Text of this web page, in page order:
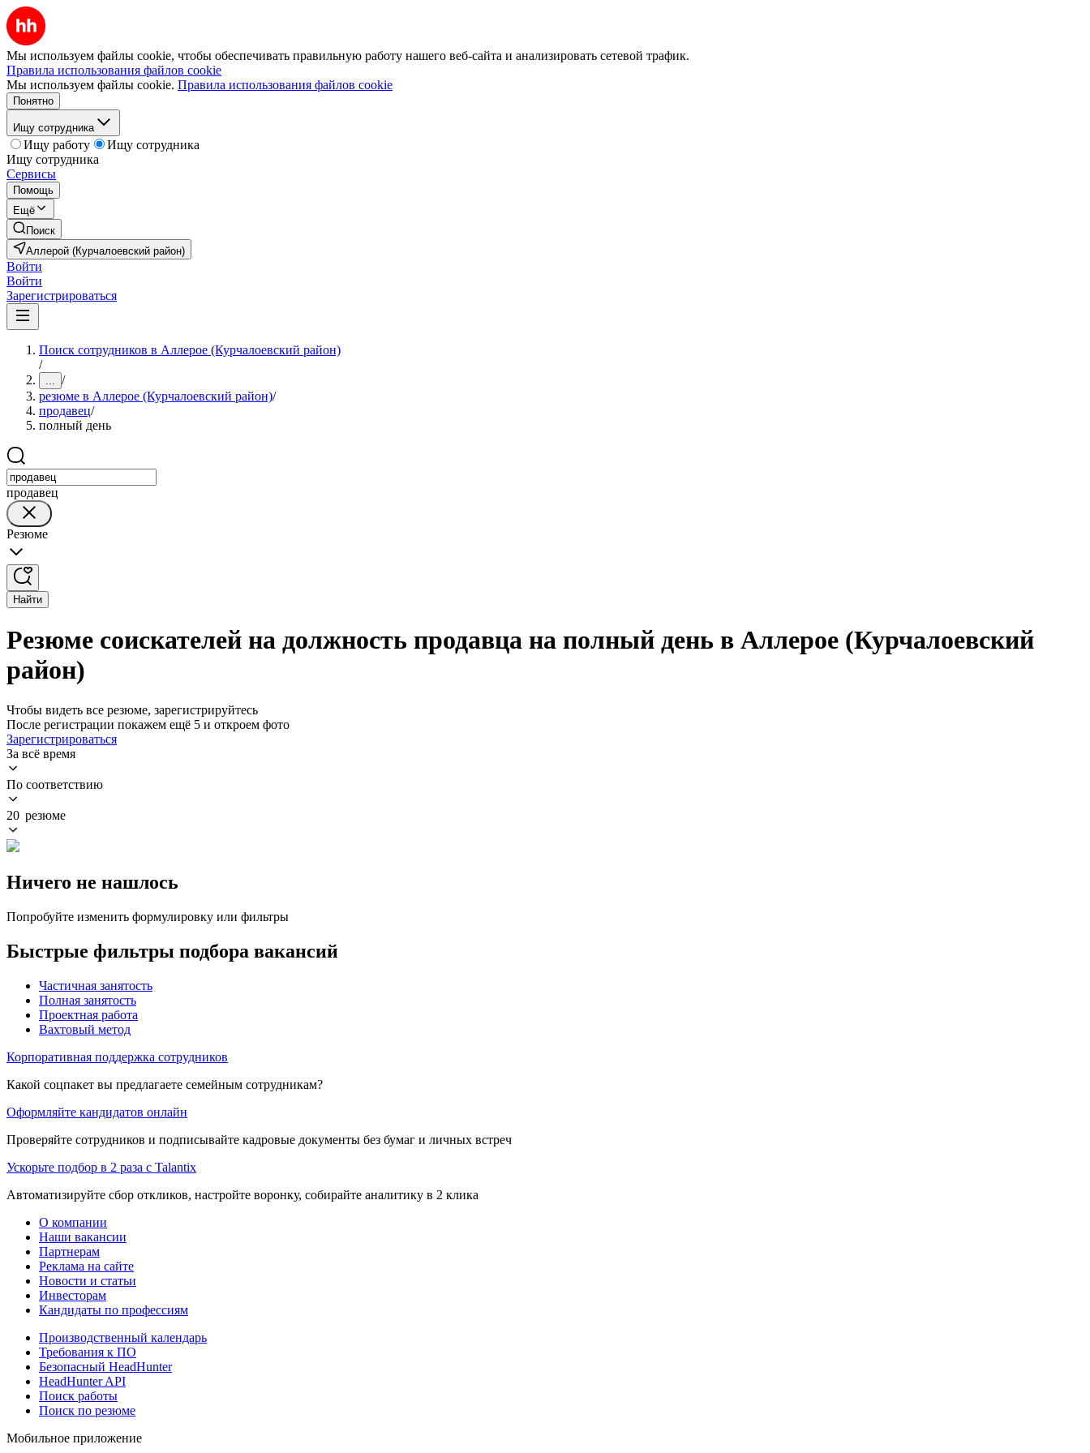
Мы используем файлы cookie, чтобы обеспечивать правильную работу нашего веб-сайта и анализировать сетевой трафик.
Правила использования файлов cookie
Мы используем файлы cookie. Правила использования файлов cookie
Понятно
Ищу сотрудника
Ищу работу
Ищу сотрудника
Ищу сотрудника
Сервисы
Помощь
Ещё
Поиск
Аллерой (Курчалоевский район)
Войти
Войти
Зарегистрироваться
Поиск сотрудников в Аллерое (Курчалоевский район)
/
... /
резюме в Аллерое (Курчалоевский район)/
продавец/
полный день
продавец
Резюме
Найти
Резюме соискателей на должность продавца на полный день в Аллерое (Курчалоевский
район)
Чтобы видеть все резюме, зарегистрируйтесь
После регистрации покажем ещё 5 и откроем фото
Зарегистрироваться
За всё время
По соответствию
20 резюме
Ничего не нашлось
Попробуйте изменить формулировку или фильтры
Быстрые фильтры подбора вакансий
Частичная занятость
Полная занятость
Проектная работа
Вахтовый метод
Корпоративная поддержка сотрудников
Какой соцпакет вы предлагаете семейным сотрудникам?
Оформляйте кандидатов онлайн
Проверяйте сотрудников и подписывайте кадровые документы без бумаг и личных встреч
Ускорьте подбор в 2 раза с Talantix
Автоматизируйте сбор откликов, настройте воронку, собирайте аналитику в 2 клика
О компании
Наши вакансии
Партнерам
Реклама на сайте
Новости и статьи
Инвесторам
Кандидаты по профессиям
Производственный календарь
Требования к ПО
Безопасный HeadHunter
HeadHunter API
Поиск работы
Поиск по резюме
Мобильное приложение